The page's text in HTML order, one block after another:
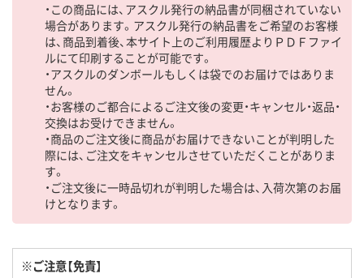
・この商品には、アスクル発行の納品書が同梱されていない
場合があります。アスクル発行の納品書をご希望のお客様
は、商品到着後、本サイト上のご利用履歴よりＰＤＦファイ
ルにて印刷することが可能です。
・アスクルのダンボールもしくは袋でのお届けではありま
せん。
・お客様のご都合によるご注文後の変更・キャンセル・返品・
交換はお受けできません。
・商品のご注文後に商品がお届けできないことが判明した
際には、ご注文をキャンセルさせていただくことがありま
す。
・ご注文後に一時品切れが判明した場合は、入荷次第のお届
けとなります。
※ご注意【免責】